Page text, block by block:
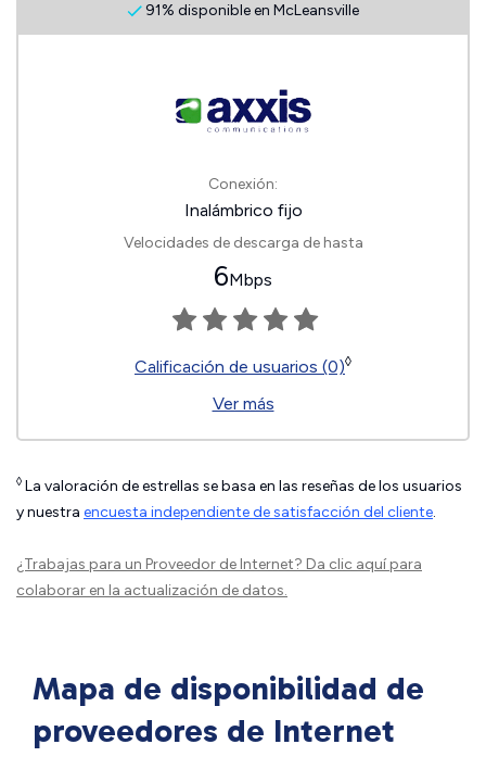
91% disponible en McLeansville
Conexión:
Inalámbrico fijo
Velocidades de descarga de hasta
6Mbps
Calificación de usuarios (0)◊
Ver más
◊ La valoración de estrellas se basa en las reseñas de los usuarios
y nuestra encuesta independiente de satisfacción del cliente.
¿Trabajas para un Proveedor de Internet? Da clic aquípara
colaborar en la actualización de datos.
Mapa de disponibilidad de
proveedores de Internet